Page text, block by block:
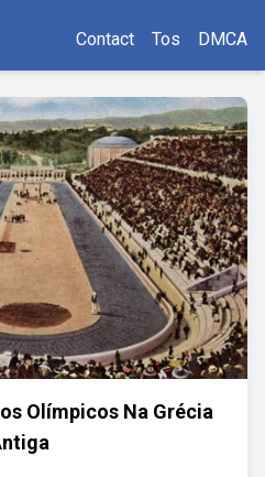
Contact Tos DMCA
Olímpicos Na Grécia